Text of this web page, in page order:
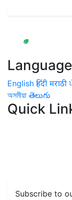
English हिंदी मराठी
অসমীয়া తెలుగు
Quick
Subscribe to